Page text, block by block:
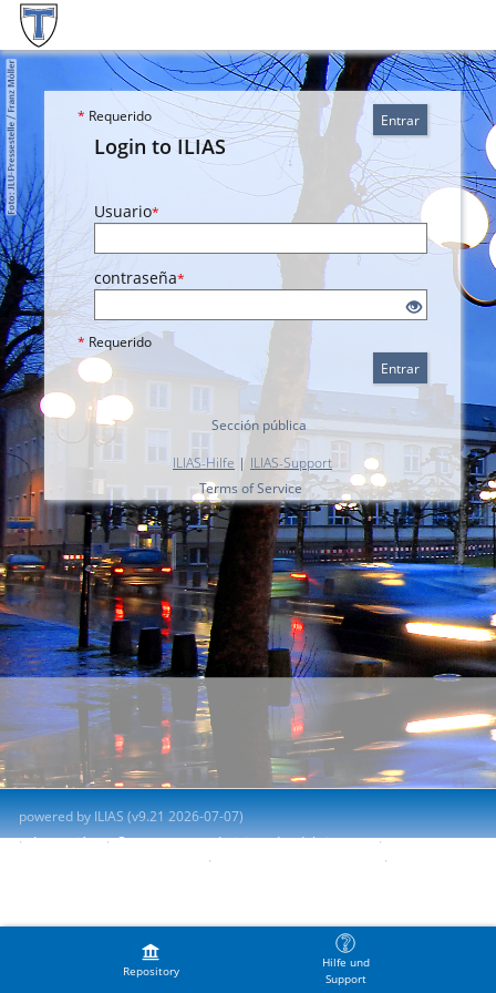
Repository
Hilfe und
Support
Entrar
* Requerido
Login to ILIAS
Usuario*
contraseña*
* Requerido
Entrar
Sección pública
ILIAS-Hilfe | ILIAS-Support
Terms of Service
powered by ILIAS (v9.21 2026-07-07)
Impresión
Contactar con administrador del sistema